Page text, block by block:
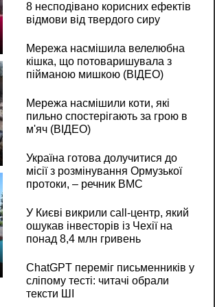
8 несподівано корисних ефектів
відмови від твердого сиру
Мережа насмішила велелюбна
кішка, що потоваришувала з
пійманою мишкою (ВІДЕО)
Мережа насмішили коти, які
пильно спостерігають за грою в
м'яч (ВІДЕО)
Україна готова долучитися до
місії з розмінування Ормузької
протоки, – речник ВМС
У Києві викрили call-центр, який
ошукав інвесторів із Чехії на
понад 8,4 млн гривень
ChatGPT переміг письменників у
сліпому тесті: читачі обрали
тексти ШІ